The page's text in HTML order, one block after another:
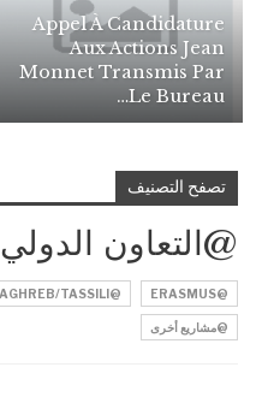
Appel À Candidature
Aux Actions Jean
Monnet Transmis Par
Le Bureau…
تصفح التصنيف
@التعاون الدولي
@ERASMUS
@PHC MAGHREB/TASSILI
@مشاريع أخرى